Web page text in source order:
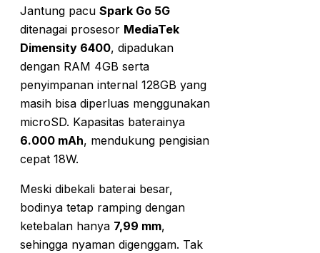
Jantung pacu Spark Go 5G
ditenagai prosesor MediaTek
Dimensity 6400, dipadukan
dengan RAM 4GB serta
penyimpanan internal 128GB yang
masih bisa diperluas menggunakan
microSD. Kapasitas baterainya
6.000 mAh, mendukung pengisian
cepat 18W.
Meski dibekali baterai besar,
bodinya tetap ramping dengan
ketebalan hanya 7,99 mm,
sehingga nyaman digenggam. Tak